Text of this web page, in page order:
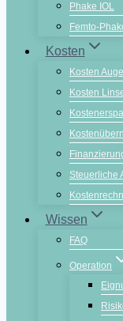
Phake IOL
Femto-
Kosten
Kosten
Kosten
Steuerliche
Wissen
FAQ
Operation